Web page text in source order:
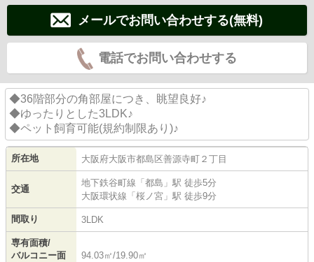
メールでお問い合わせする(無料)
電話でお問い合わせする
◆36階部分の角部屋につき、眺望良好♪
◆ゆったりとした3LDK♪
◆ペット飼育可能(規約制限あり)♪
所在地 大阪府大阪市都島区善源寺町 ２丁目
交通
地下鉄谷町線 「 都島 」駅 徒歩5分
大阪環状線 「 桜ノ宮 」駅 徒歩9分
間取り 3LDK
専有面積/
バルコニー面
94.03㎡/19.90㎡